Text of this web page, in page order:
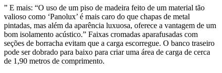
” E mais: “O uso de um piso de madeira feito de um material tão
valioso como ‘Panolux’ é mais caro do que chapas de metal
pintadas, mas além da aparência luxuosa, oferece a vantagem de um
bom isolamento acústico.” Faixas cromadas aparafusadas com
seções de borracha evitam que a carga escorregue. O banco traseiro
pode ser dobrado para baixo para criar uma área de carga de cerca
de 1,90 metros de comprimento.